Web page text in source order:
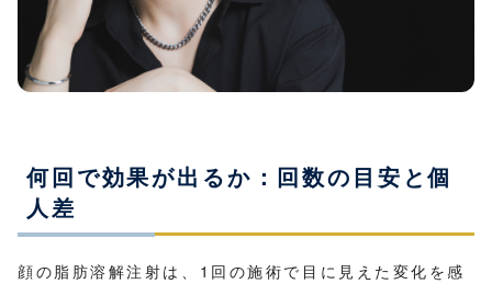
何回で効果が出るか：回数の目安と個
人差
顔の脂肪溶解注射は、1回の施術で目に見えた変化を感